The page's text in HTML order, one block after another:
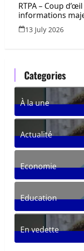
RTPA – Coup
informations
juillet 2026
13 July 2026
Categories
À la une
Actualité
Economie
Education
En vedette